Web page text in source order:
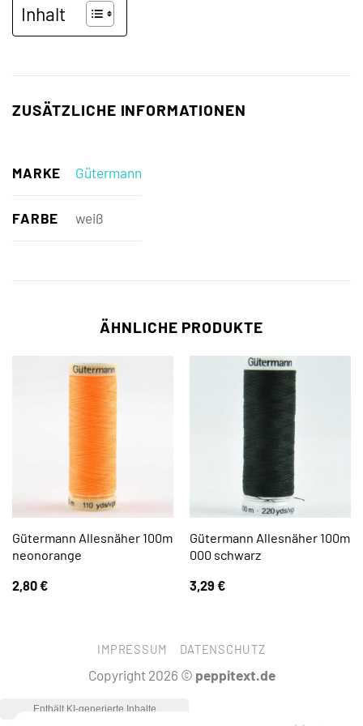
Inhalt
ZUSÄTZLICHE INFORMATIONEN
MARKE Gütermann
FARBE weiß
ÄHNLICHE PRODUKTE
Gütermann Allesnäher 100m
neonorange
2,80€
Gütermann Allesnäher 100m
000 schwarz
3,29 €
IMPRESSUM DATENSCHUTZ
Copyright 2026 © peppitext.de